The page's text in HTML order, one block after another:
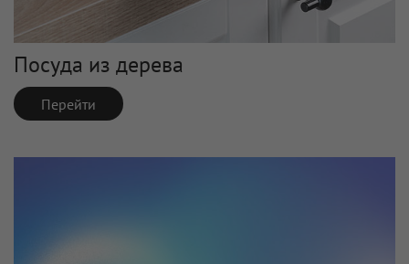
Посуда из дерева
Перейти